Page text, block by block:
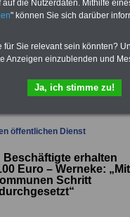
Leben
öffentlichen Dienst
erhalten
Euro – Werneke: „Mit
Schritt
die Nutzerdaten. Mithilfe
" können Sie sich darüber
Sie relevant sein könnten?
Anzeigen einzublenden und
Ja, ich stimme zu!